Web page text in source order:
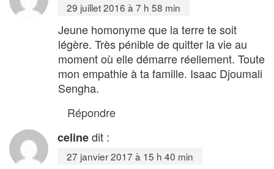
29 juillet 2016 à 7 h 58 min
Jeune homonyme que la terre te soit
légère. Très pénible de quitter la vie au
moment où elle démarre réellement. Toute
mon empathie à ta famille. Isaac Djoumali
Sengha.
Répondre
celinedit :
27 janvier 2017 à 15 h 40 min